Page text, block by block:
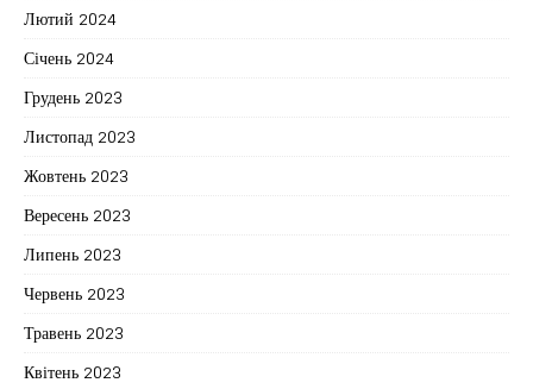
Лютий 2024
Січень 2024
Грудень 2023
Листопад 2023
Жовтень 2023
Вересень 2023
Липень 2023
Червень 2023
Травень 2023
Квітень 2023